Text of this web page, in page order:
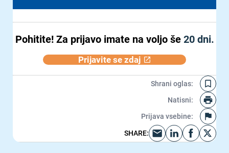
Pohitite! Za prijavo imate na voljo še 20 dni.
Prijavite se zdaj
Shrani oglas:
Natisni:
Prijava vsebine:
SHARE: